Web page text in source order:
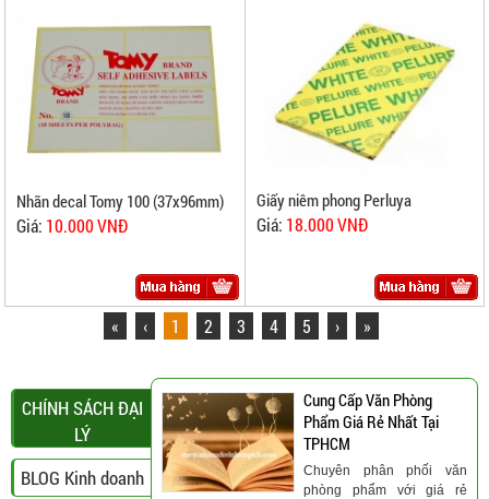
Nhãn decal Tomy 100 (37x96mm)
Giá: 10.000 VNĐ
Giấy niêm phong Perluya
Giá: 18.000 VNĐ
« ‹ 1 2 3 4 5 › »
CHÍNH SÁCH ĐẠI
LÝ
BLOG Kinh doanh
Cung Cấp Văn Phòng
Phẩm Giá Rẻ Nhất Tại
TPHCM
Chuyên phân phối văn
phòng phẩm với giá rẻ